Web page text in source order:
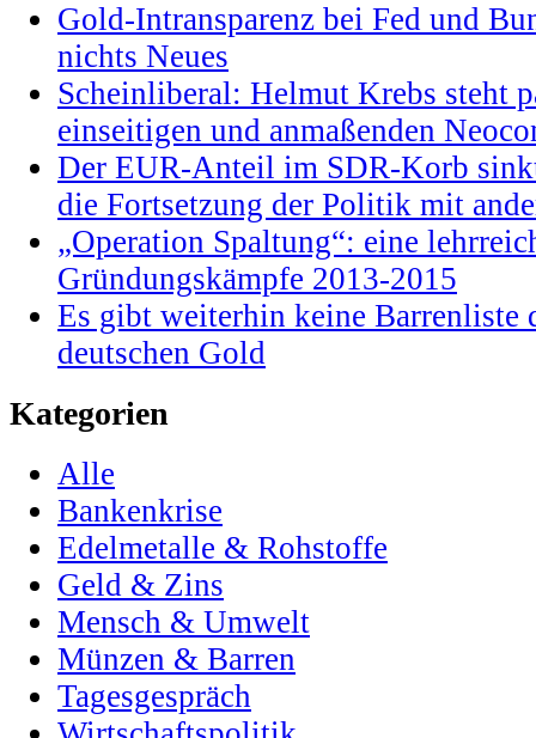
Gold-Intransparenz bei Fed und
nichts Neues
Scheinliberal: Helmut Krebs steht
einseitigen und anmaßenden
Der EUR-Anteil im SDR-Korb
die Fortsetzung der Politik mit
„Operation Spaltung“: eine
Gründungskämpfe 2013-2015
Es gibt weiterhin keine Barrenliste
deutschen Gold
Kategorien
Alle
Bankenkrise
Edelmetalle & Rohstoffe
Geld & Zins
Mensch & Umwelt
Münzen & Barren
Tagesgespräch